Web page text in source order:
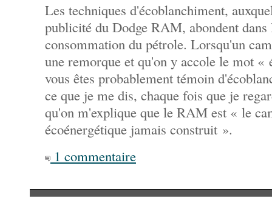
Les techniques d'écoblanchiment,
publicité du Dodge RAM, abondent dans
consommation du pétrole. Lorsqu'un
une remorque et qu'on y accole le mot
vous êtes probablement témoin
ce que je me dis, chaque fois que je
qu'on m'explique que le RAM est « le
écoénergétique jamais construit ».
1 commentaire